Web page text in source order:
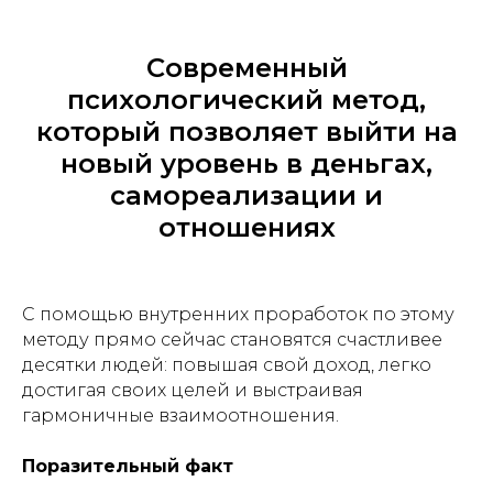
Современный
психологический метод,
который позволяет выйти на
новый уровень в деньгах,
самореализации и
отношениях
С помощью внутренних проработок по этому
методу прямо сейчас становятся счастливее
десятки людей: повышая свой доход, легко
достигая своих целей и выстраивая
гармоничные взаимоотношения.
Поразительный факт